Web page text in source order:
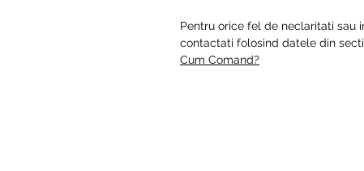
Pentru orice fel de neclaritati sau
contactati folosind datele din
Cum Comand?